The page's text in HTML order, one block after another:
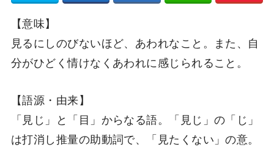
【意味】
見るにしのびないほど、あわれなこと。また、自
分がひどく情けなくあわれに感じられること。
【語源・由来】
「見じ」と「目」からなる語。「見じ」の「じ」
は打消し推量の助動詞で、「見たくない」の意。